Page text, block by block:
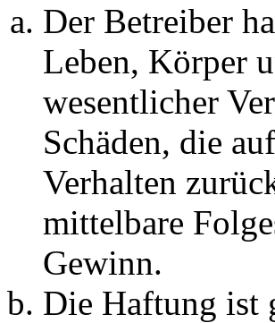
Der Betreiber
Leben, Körper
wesentlicher
Schäden, die
Verhalten
mittelbare
Gewinn.
Die Haftung ist